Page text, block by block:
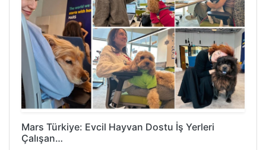
Mars Türkiye: Evcil Hayvan Dostu İş Yerleri
Çalışan…